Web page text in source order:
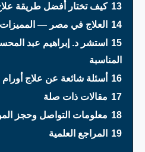
13 كيف تختار أفضل طريقة
14 العلاج في مصر — المميزات
15 استشر د. إبراهيم عبد
المناسبة
16 أسئلة شائعة عن علاج أورام
17 مقالات ذات صلة
18 معلومات التواصل وحجز
19 المراجع العلمية